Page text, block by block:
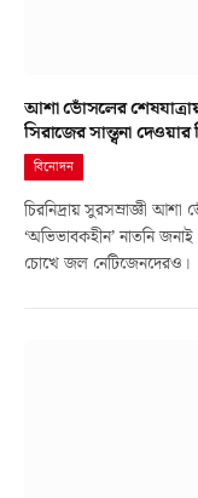
আশা ভোঁসলের
সিরাজের সান্ত্বনা
বিনোদন
চিরনিদ্রায় সুরসম্রাজ্ঞী
‘অভিভাবকহীন’ নাতনি
চোখে জল নেটিজেনদেরও।